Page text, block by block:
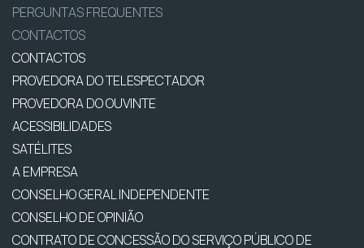
PERGUNTAS FREQUENTES
CONTACTOS
CONTACTOS
PROVEDORA DO TELESPECTADOR
PROVEDORA DO OUVINTE
ACESSIBILIDADES
SATÉLITES
A EMPRESA
CONSELHO GERAL INDEPENDENTE
CONSELHO DE OPINIÃO
CONTRATO DE CONCESSÃO DO SERVIÇO PÚBLICO DE